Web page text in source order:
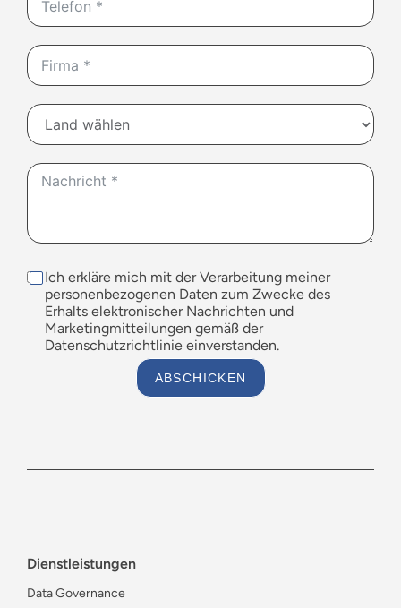
Ich erkläre mich mit der Verarbeitung meiner
personenbezogenen Daten zum Zwecke des
Erhalts elektronischer Nachrichten und
Marketingmitteilungen gemäß der
Datenschutzrichtlinie einverstanden.
ABSCHICKEN
Dienstleistungen
Data Governance